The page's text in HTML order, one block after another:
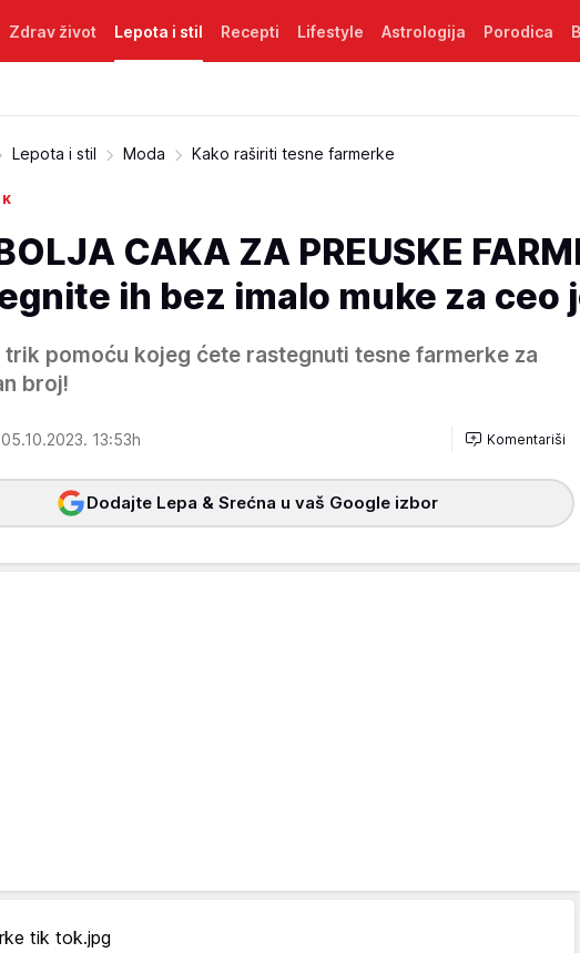
Zdrav život Lepota i stil Recepti Lifestyle Astrologija Porodica
Lepota i stil Moda Kako raširiti tesne farmerke
CAKA ZA PREUSKE
ih bez imalo muke za ceo
trik pomoću kojeg ćete rastegnuti tesne farmerke za
broj!
13:53h Komentariši
Dodajte Lepa & Srećna u vaš Google izbor